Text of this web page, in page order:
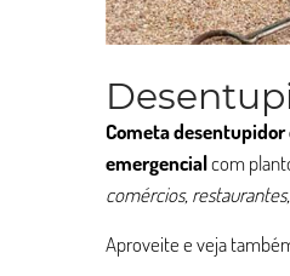
Cometa
emergencialcom
comércios,
Aproveite e veja